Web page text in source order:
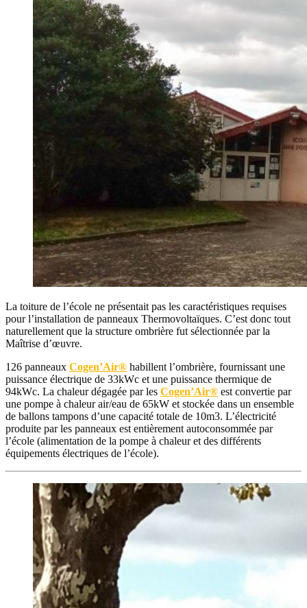
La toiture de l’école ne présentait pas les caractéristiques requises
pour l’installation de panneaux Thermovoltaïques. C’est donc tout
naturellement que la structure ombrière fut sélectionnée par la
Maîtrise d’œuvre.
126 panneaux Cogen’Air® habillent l’ombrière, fournissant une
puissance électrique de 33kWc et une puissance thermique de
94kWc. La chaleur dégagée par les Cogen’Air® est convertie par
une pompe à chaleur air/eau de 65kW et stockée dans un ensemble
de ballons tampons d’une capacité totale de 10m3. L’électricité
produite par les panneaux est entièrement autoconsommée par
l’école (alimentation de la pompe à chaleur et des différents
équipements électriques de l’école).